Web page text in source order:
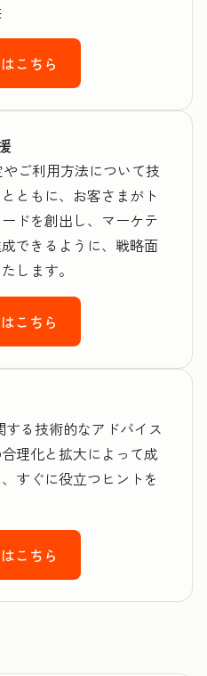
こちら
ご利用方法について技
ともに、お客さまがト
ドを創出し、マーケテ
できるように、戦略面
します。
こちら
する技術的なアドバイス
理化と拡大によって成
すぐに役立つヒントを
こちら